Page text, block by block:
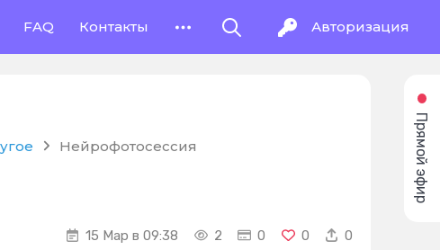
FAQ Контакты Авторизация
Нейрофотосессия
15 Мар в 09:38 2 0 0 0
Прямой эфир